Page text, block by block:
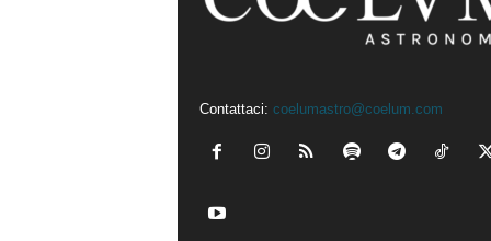
Contattaci: coelumastro@coelum.com